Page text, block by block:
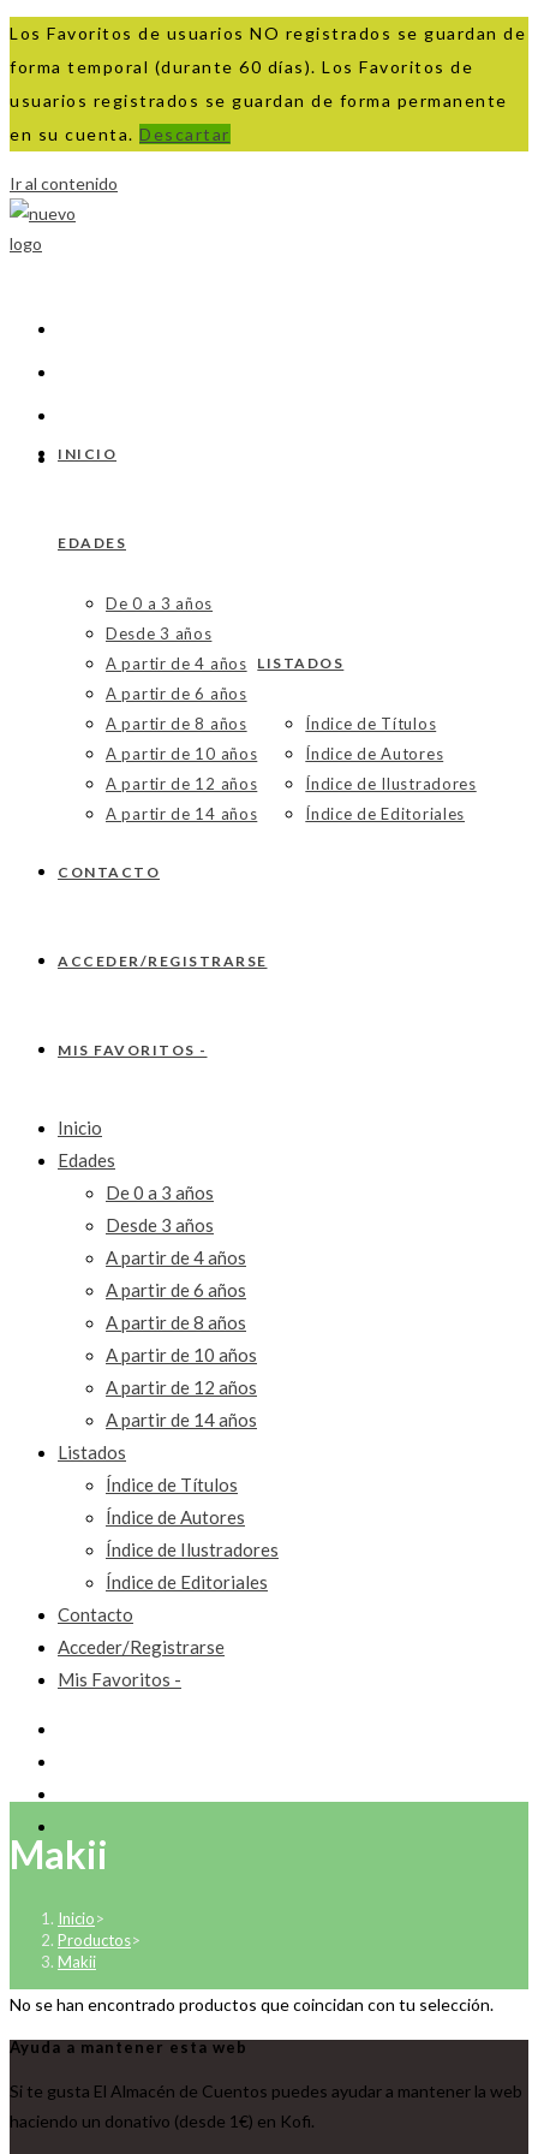
Los Favoritos de usuarios NO registrados se guardan de
forma temporal (durante 60 días). Los Favoritos de
usuarios registrados se guardan de forma permanente
en su cuenta. Descartar
Ir al contenido
INICIO
EDADES
De 0 a 3 años
Desde 3 años
A partir de 4 años
A partir de 6 años
A partir de 8 años
A partir de 10 años
A partir de 12 años
A partir de 14 años
LISTADOS
Índice de Títulos
Índice de Autores
Índice de Ilustradores
Índice de Editoriales
CONTACTO
ACCEDER/REGISTRARSE
MIS FAVORITOS -
Inicio
Edades
De 0 a 3 años
Desde 3 años
A partir de 4 años
A partir de 6 años
A partir de 8 años
A partir de 10 años
A partir de 12 años
A partir de 14 años
Listados
Índice de Títulos
Índice de Autores
Índice de Ilustradores
Índice de Editoriales
Contacto
Acceder/Registrarse
Mis Favoritos -
Makii
Inicio>
Productos>
Makii
No se han encontrado productos que coincidan con tu selección.
Ayuda a mantener esta web
Si te gusta El Almacén de Cuentos puedes ayudar a mantener la web
haciendo un donativo (desde 1€) en Kofi.